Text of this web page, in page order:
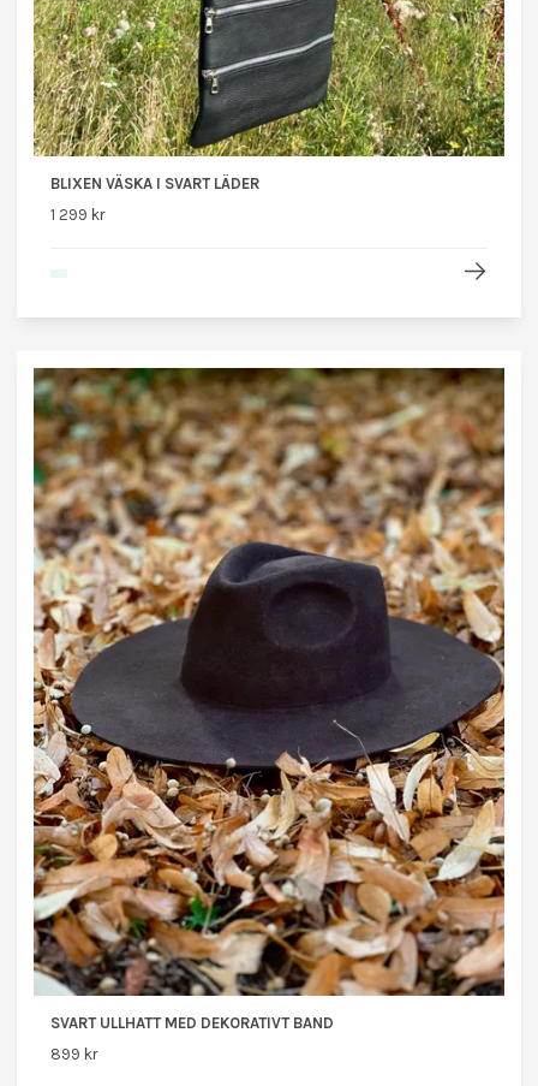
BLIXEN VÄSKA I SVART LÄDER
1 299 kr
SVART ULLHATT MED DEKORATIVT BAND
899 kr